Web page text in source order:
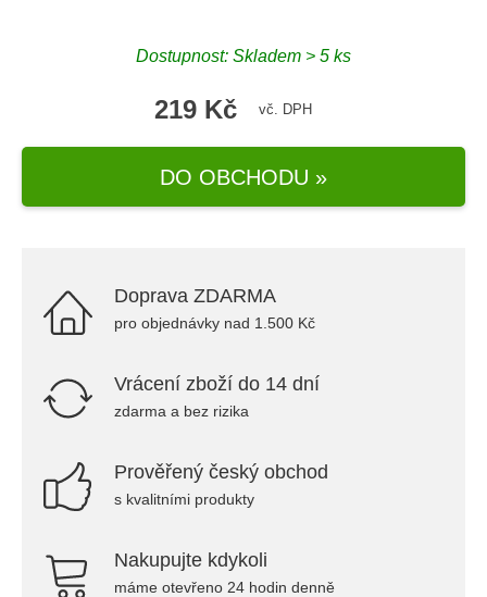
Dostupnost: Skladem > 5 ks
219 Kč vč. DPH
DO OBCHODU »
Doprava ZDARMA
pro objednávky nad 1.500 Kč
Vrácení zboží do 14 dní
zdarma a bez rizika
Prověřený český obchod
s kvalitními produkty
Nakupujte kdykoli
máme otevřeno 24 hodin denně